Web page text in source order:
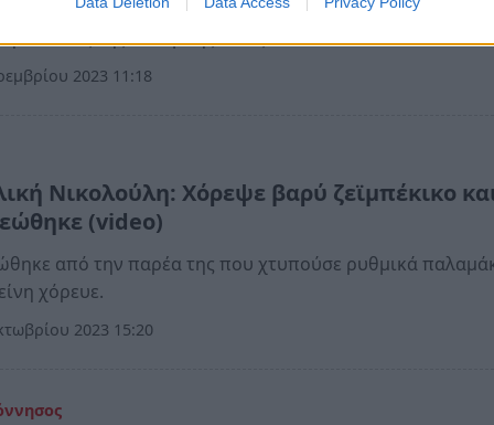
απολαυστικό στιγμιότυπο χάρισε η Αγγελική
της εκπομπής «Φως στο Τούνελ».
2023 11:18
Νικολούλη: Χόρεψε βαρύ ζεϊμπέκικο
(video)
από την παρέα της που χτυπούσε ρυθμικά
χόρευε.
2023 15:20